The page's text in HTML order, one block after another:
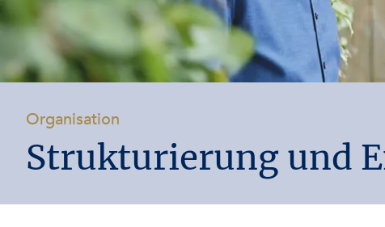
Organisation
Strukturierung und